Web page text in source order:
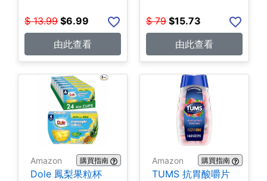
$ 13.99 $6.99
由此查看
$ 79 $15.73
由此查看
Amazon 購買指南
Dole 鳳梨果粒杯
Amazon 購買指南
TUMS 抗胃酸嚼片